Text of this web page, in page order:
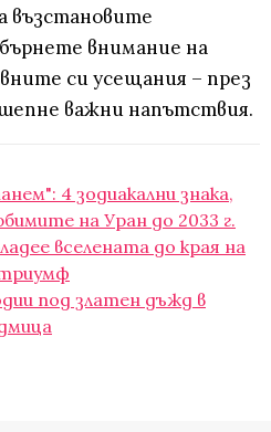
възстановите
внимание на
си усещания – през
важни напътствия.
4 зодиакални знака,
на Уран до 2033 г.
вселената до края на
под златен дъжд в